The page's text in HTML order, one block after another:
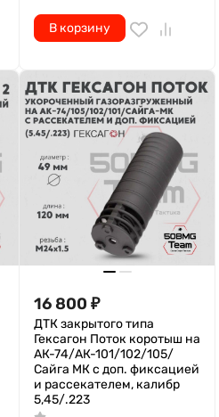
В корзину
16 800 ₽
ДТК закрытого типа
Гексагон Поток коротыш на
АК-74/АК-101/102/105/
Сайга МК с доп. фиксацией
и рассекателем, калибр
5,45/.223